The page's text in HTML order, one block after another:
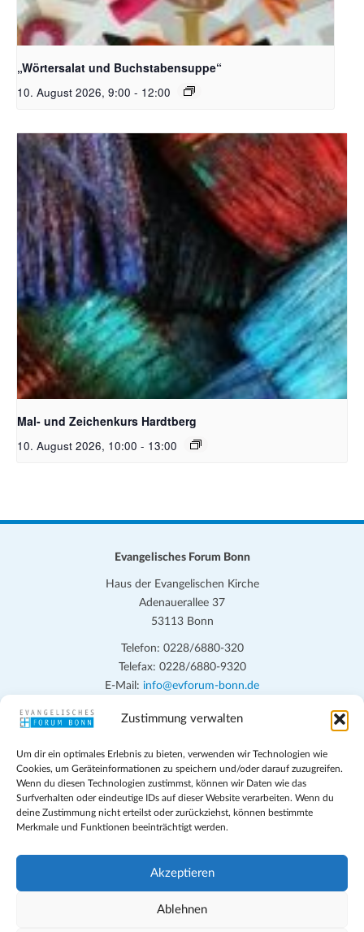
Zustimmung verwalten
Um dir ein optimales Erlebnis zu bieten, verwenden wir Technologien wie
Cookies, um Geräteinformationen zu speichern und/oder darauf zuzugreifen.
Wenn du diesen Technologien zustimmst, können wir Daten wie das
Surfverhalten oder eindeutige IDs auf dieser Website verarbeiten. Wenn du
deine Zustimmung nicht erteilst oder zurückziehst, können bestimmte
Merkmale und Funktionen beeinträchtigt werden.
Akzeptieren
Ablehnen
Bildquelle_ Pixabay Free_Christoph Meinersmann
„Wörtersalat und Buchstabensuppe“
10. August 2026, 9:00 - 12:00
Unsplash_RhondaK Native Florida Folk Artist
Mal- und Zeichenkurs Hardtberg
10. August 2026, 10:00 - 13:00
Evangelisches Forum Bonn
Haus der Evangelischen Kirche
Adenauerallee 37
53113 Bonn
Telefon: 0228/6880-320
Telefax: 0228/6880-9320
E-Mail: info@evforum-bonn.de
Das Evangelische Forum Bonn will in seinen zentralen
persönlichen, beruflichen, kirchlichen und öffentlichen Lebens
eingehen, zu offener Begegnung und ehrlicher Auseinandersetzung
anregen und mithelfen, aus der Verheißung des Evangeliums heraus
im individuellen und gesellschaftlichen Leben verantwortlich zu
denken, zu reden und zu handeln.
Impressum
Teilnahmebedingungen